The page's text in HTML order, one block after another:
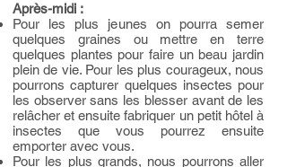
Après-midi :
Pour les plus jeunes on pourra semer
quelques graines ou mettre en terre
quelques plantes pour faire un beau jardin
plein de vie. Pour les plus courageux, nous
pourrons capturer quelques insectes pour
les observer sans les blesser avant de les
relâcher et ensuite fabriquer un petit hôtel à
insectes que vous pourrez ensuite
emporter avec vous.
Pour les plus grands, nous pourrons aller